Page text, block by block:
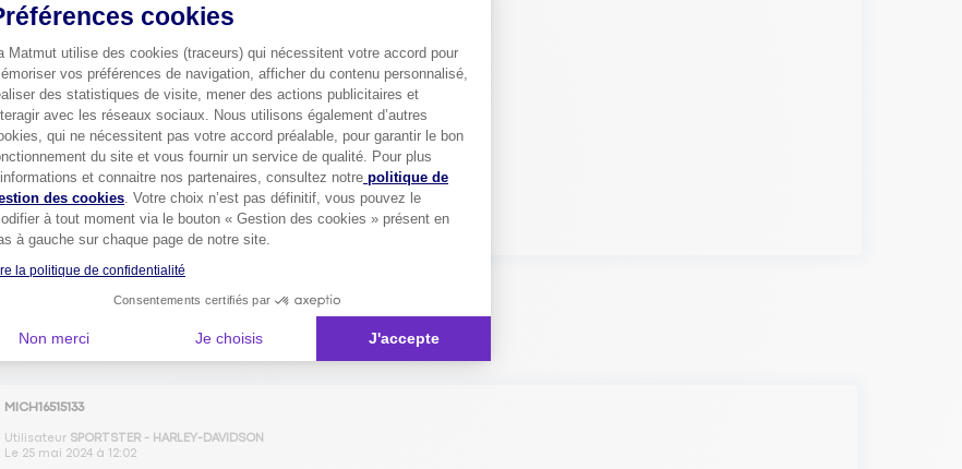
votre vidange est faite
1
vous trouvé ce tutoriel utile ? Oui
résout pas votre problème ?
MICH16515133
Utilisateur SPORTSTER - HARLEY-DAVIDSON
Le 25 mai 2024 à 12:02
cookies
Matmut utilise des cookies (traceurs) qui nécessitent votre accord pour
vos préférences de navigation, afficher du contenu personnalisé,
des statistiques de visite, mener des actions publicitaires et
avec les réseaux sociaux. Nous utilisons également d’autres
qui ne nécessitent pas votre accord préalable, pour garantir le bon
du site et vous fournir un service de qualité. Pour plus
et connaitre nos partenaires, consultez notre politique de
des cookies . Votre choix n’est pas définitif, vous pouvez le
à tout moment via le bouton « Gestion des cookies » présent en
à gauche sur chaque page de notre site.
la politique de confidentialité
Consentements certifiés par
Non merci Je choisis J'accepte
Axeptio consent